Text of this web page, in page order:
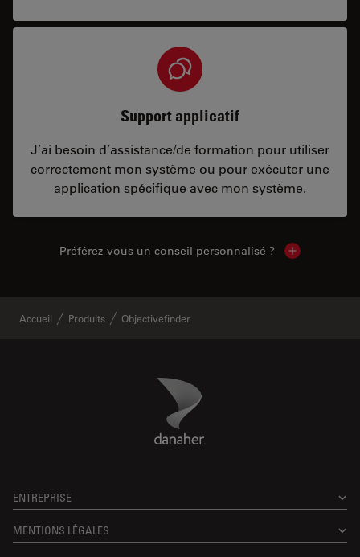
Support applicatif
J’ai besoin d’assistance/de formation pour utiliser
correctement mon système ou pour exécuter une
application spécifique avec mon système.
Préférez-vous un conseil personnalisé ? Show local
Accueil Produits Objectivefinder
Danaher Logo
ENTREPRISE
MENTIONS LÉGALES